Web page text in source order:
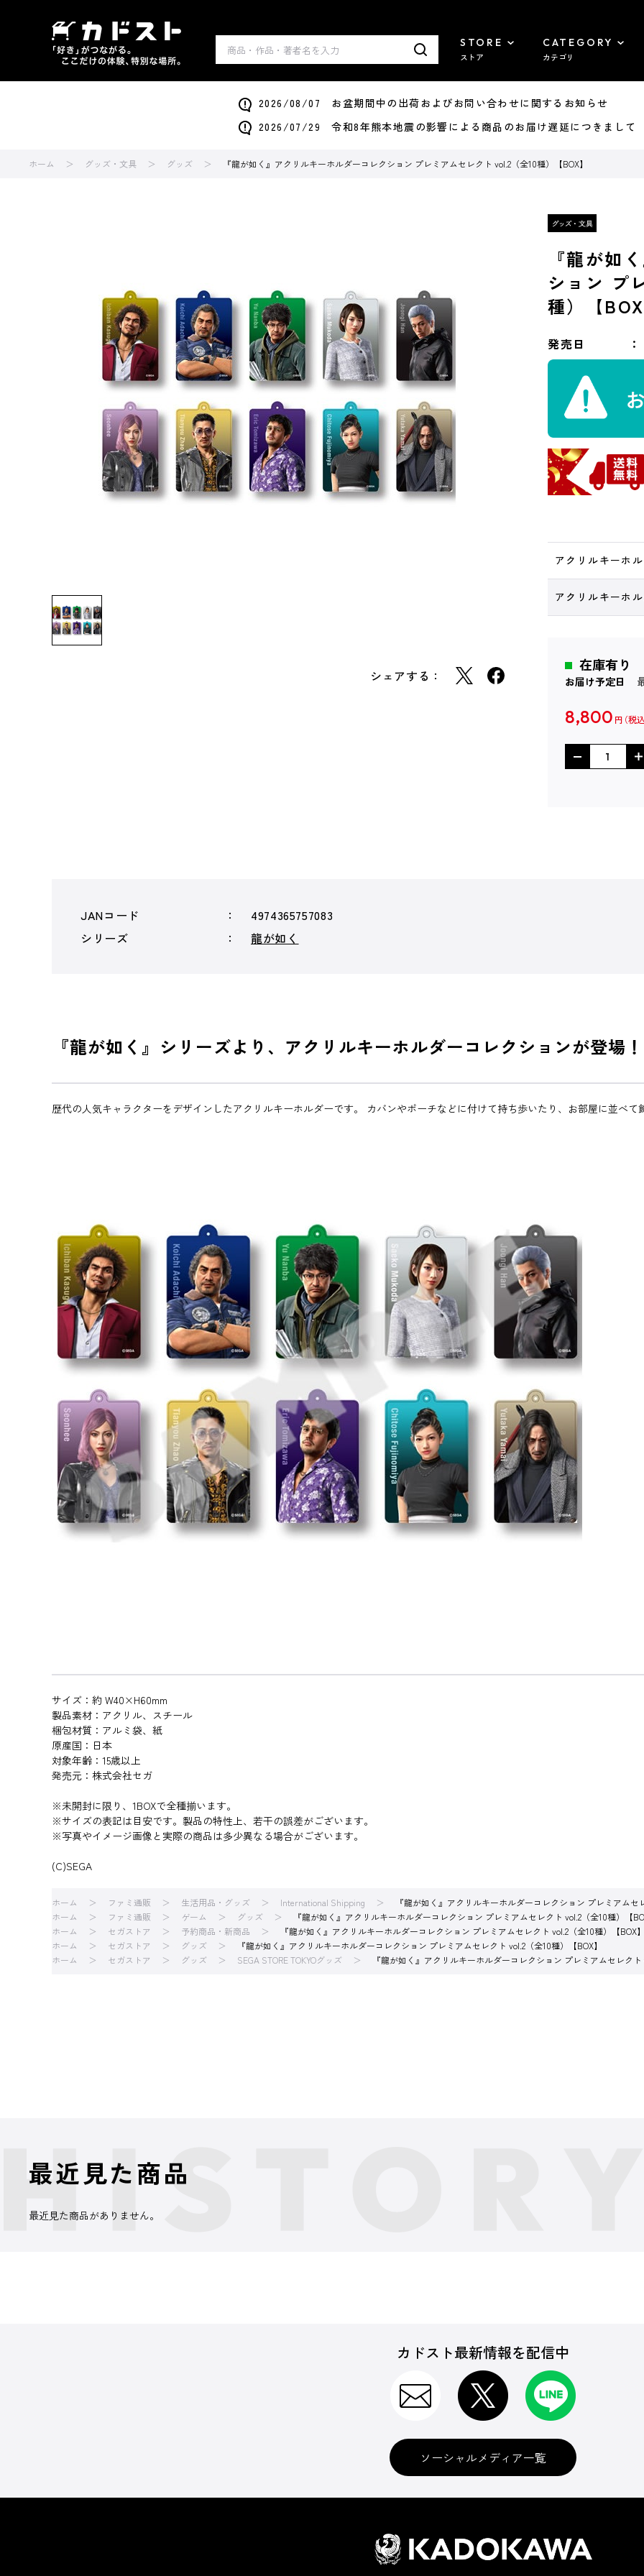
STORE
ストア
CATEGORY
カテゴリ
2026/08/07 お盆期間中の出荷およびお問い合わせに関するお知らせ
2026/07/29 令和8年熊本地震の影響による商品のお届け遅延につきまして
ホーム グッズ・文具 グッズ 『龍が如く』アクリルキーホルダーコレクション プレミアムセレクト vol.2（全10種）【BOX】
シェアする：
『龍が如
ション プ
種）【BOX
発売日
アクリルキーホ
アクリルキーホ
在庫有り
お届け予定日
8,800 円
JANコード
4974365757083
シリーズ
龍が如く
『龍が如く』シリーズより、アクリルキーホルダーコレクションが登場！
歴代の人気キャラクターをデザインしたアクリルキーホルダーです。 カバンやポーチなどに付けて持ち歩いたり、お部屋に並べて
サイズ：約 W40×H60mm
製品素材：アクリル、スチール
梱包材質：アルミ袋、紙
原産国：日本
対象年齢：15歳以上
発売元：株式会社セガ
※未開封に限り、1BOXで全種揃います。
※サイズの表記は目安です。製品の特性上、若干の誤差がございます。
※写真やイメージ画像と実際の商品は多少異なる場合がございます。
(C)SEGA
ホーム ファミ通販 生活用品・グッズ International Shipping
『龍が如く』アクリルキーホルダーコレクション プレミアムセ
ホーム
ファミ通販 ゲーム グッズ
『龍が如く』アクリルキーホルダーコレクション プレミアムセレクト vol.2（全10種）【
ホーム
セガストア 予約商品・新商品
『龍が如く』アクリルキーホルダーコレクション プレミアムセレクト vol.2（全10種）【BOX】
ホーム
セガストア グッズ
『龍が如く』アクリルキーホルダーコレクション プレミアムセレクト vol.2（全10種）【BOX】
ホーム
セガストア グッズ SEGA STORE TOKYOグッズ 『龍が如く』アクリルキーホルダーコレクション プレミアムセレクト
最近見た商品
最近見た商品がありません。
カドスト最新情報を配信中
ソーシャルメディア一覧